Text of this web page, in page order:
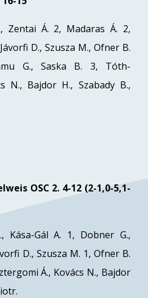
Zentai Á. 2, Madaras Á. 2,
D., Szusza M., Ofner B.
G., Saska B. 3, Tóth-
N., Bajdor H., Szabady B.,
OSC 2. 4-12 (2-1,0-5,1-
Kása-Gál A. 1, Dobner G.,
D., Szusza M. 1, Ofner B.
Á., Kovács N., Bajdor